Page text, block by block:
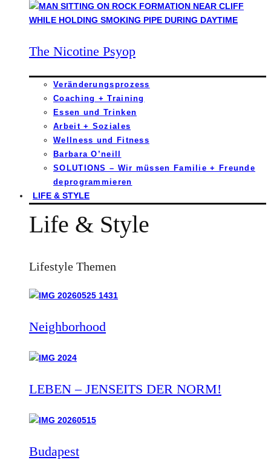
The Nicotine Psyop
Veränderungsprozess
Coaching + Training
Essen und Trinken
Arbeit + Soziales
Wellness und Fitness
Barbara O’neill
SOLUTIONS – Wir müssen Familie + Freunde
deprogrammieren
LIFE & STYLE
Life & Style
Lifestyle Themen
Neighborhood
LEBEN – JENSEITS DER NORM!
Budapest